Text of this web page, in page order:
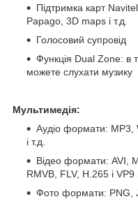
Підтримка карт
Papago, 3D maps і т.д.
Голосовий супровід
Функція Dual Zone: в
можете слухати музику
Мультимедія:
Аудіо формати: MP3,
і т.д.
Відео формати: AVI,
RMVB, FLV, H.265 і VP9 і
Фото формати: PNG,